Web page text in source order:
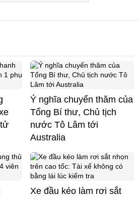
Ý nghĩa chuyến thăm của
Tổng Bí thư, Chủ tịch
nước Tô Lâm tới
Australia
Xe đầu kéo làm rơi sắt